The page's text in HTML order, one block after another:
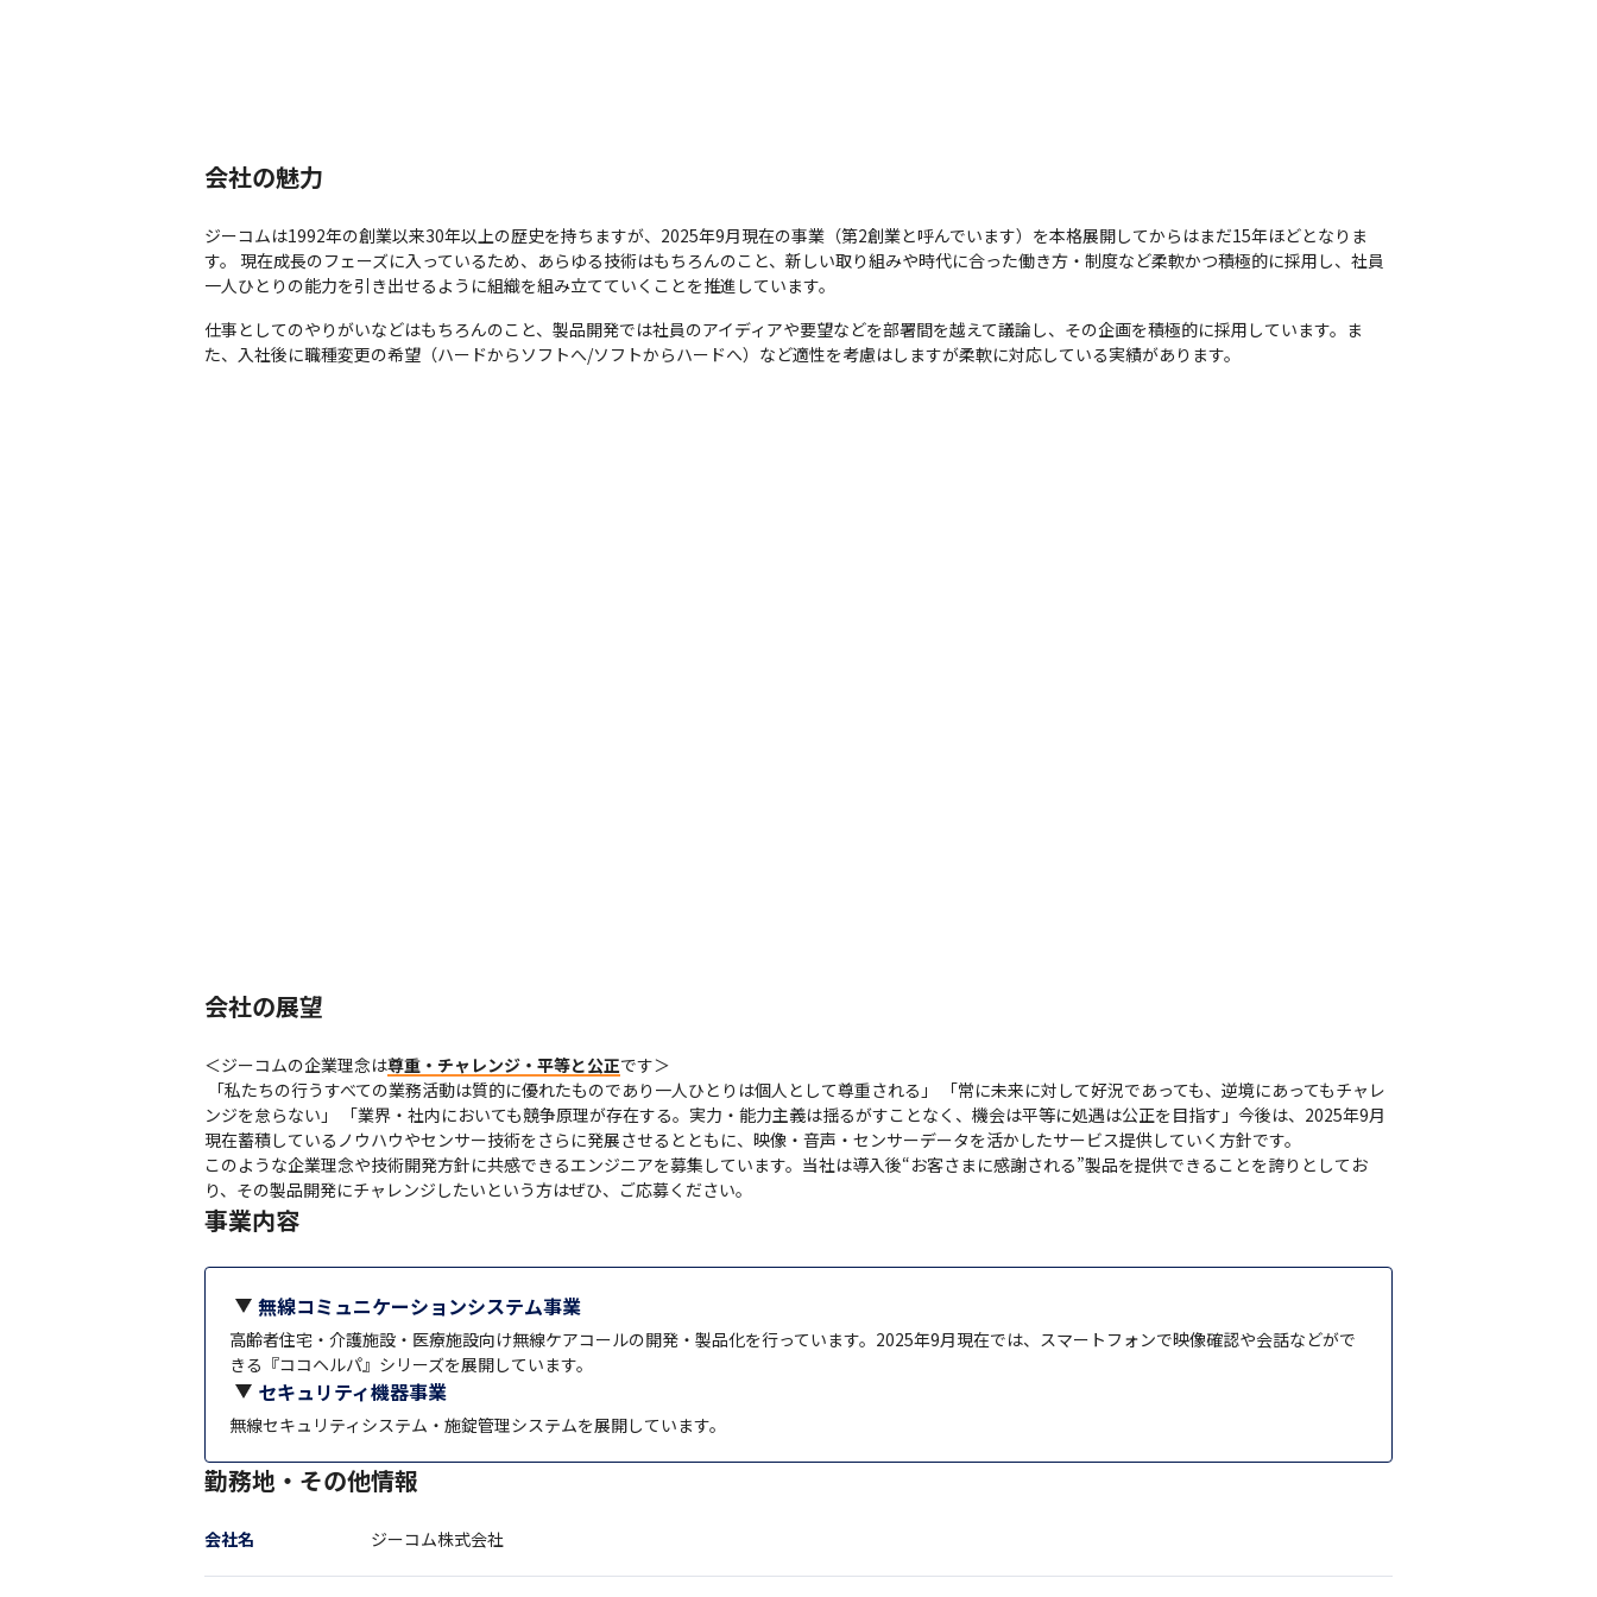
会社の魅力
ジーコムは1992年の創業以来30年以上の歴史を持ちますが、2025年9月現在の事業（第2創業と呼んでいます）を本格展開してからはまだ15年ほどとなりま
す。 現在成長のフェーズに入っているため、あらゆる技術はもちろんのこと、新しい取り組みや時代に合った働き方・制度など柔軟かつ積極的に採用し、社員
一人ひとりの能力を引き出せるように組織を組み立てていくことを推進しています。
仕事としてのやりがいなどはもちろんのこと、製品開発では社員のアイディアや要望などを部署間を越えて議論し、その企画を積極的に採用しています。ま
た、入社後に職種変更の希望（ハードからソフトへ/ソフトからハードへ）など適性を考慮はしますが柔軟に対応している実績があります。
会社の展望
＜ジーコムの企業理念は尊重・チャレンジ・平等と公正です＞
ンジを怠らない」 「業界・社内においても競争原理が存在する。実力・能力主義は揺るがすことなく、機会は平等に処遇は公正を目指す」今後は、2025年9月
現在蓄積しているノウハウやセンサー技術をさらに発展させるとともに、映像・音声・センサーデータを活かしたサービス提供していく方針です。
このような企業理念や技術開発方針に共感できるエンジニアを募集しています。当社は導入後“お客さまに感謝される”製品を提供できることを誇りとしてお
り、その製品開発にチャレンジしたいという方はぜひ、ご応募ください。
事業内容
無線コミュニケーションシステム事業
高齢者住宅・介護施設・医療施設向け無線ケアコールの開発・製品化を行っています。2025年9月現在では、スマートフォンで映像確認や会話などがで
きる『ココヘルパ』シリーズを展開しています。
セキュリティ機器事業
無線セキュリティシステム・施錠管理システムを展開しています。
勤務地・その他情報
会社名 ジーコム株式会社